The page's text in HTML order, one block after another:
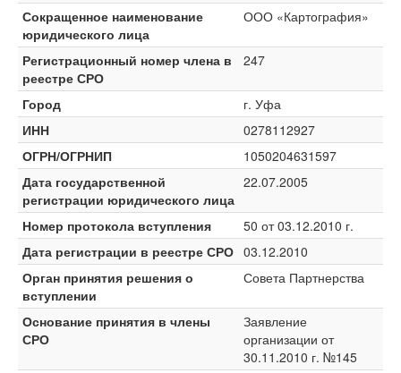
Сокращенное наименование
юридического лица
ООО «Картография»
Регистрационный номер члена в
реестре СРО
247
Город
г. Уфа
ИНН
0278112927
ОГРН/ОГРНИП
1050204631597
Дата государственной
регистрации юридического лица
22.07.2005
Номер протокола вступления
50 от 03.12.2010 г.
Дата регистрации в реестре СРО 03.12.2010
Орган принятия решения о
вступлении
Совета Партнерства
Основание принятия в члены
СРО
Заявление
организации от
30.11.2010 г. №145